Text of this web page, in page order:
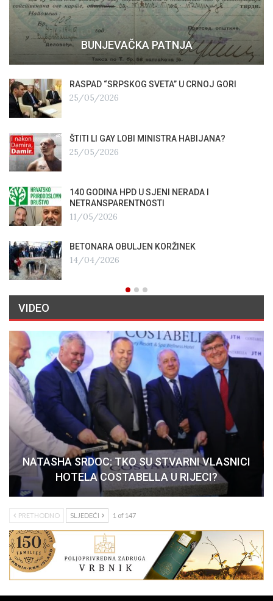
BUNJEVAČKA PATNJA
RASPAD “SRPSKOG SVETA” U CRNOJ GORI
25/05/2026
ŠTITI LI GAY LOBI MINISTRA HABIJANA?
25/05/2026
140 GODINA HPD U SJENI NERADA I
NETRANSPARENTNOSTI
11/05/2026
BETONARA OBULJEN KORŽINEK
14/04/2026
VIDEO
NATASHA SRDOC: TKO SU STVARNI VLASNICI
HOTELA COSTABELLA U RIJECI?
PRETHODNO SLJEDEĆI 1 of 147